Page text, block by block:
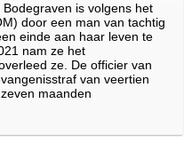
is volgens het
door een man van tachtig
einde aan haar leven te
nam ze het
ze. De officier van
van veertien
maanden